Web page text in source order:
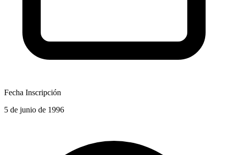
Fecha Inscripción
5 de junio de 1996